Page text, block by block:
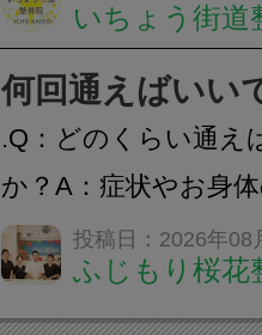
痛・足の疲れが出や
いちょう街道整骨院
も通常通り診療して
みの...
いちょう街道
何回通えばいい
.Q：どのくらい通え
か？A：症状やお身
異なります。初回に
ご説明を行い、お一
投稿日：2026年08
ふじもり桜花